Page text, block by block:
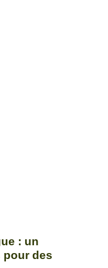
: un
pour des